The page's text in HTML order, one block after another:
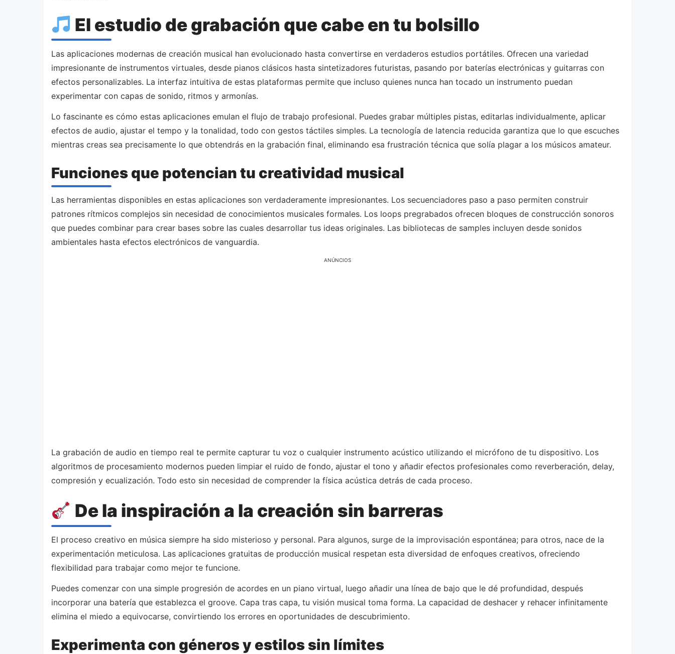
El estudio de grabación que cabe en tu bolsillo
Las aplicaciones modernas de creación musical han evolucionado hasta convertirse en verdaderos estudios portátiles. Ofrecen una variedad
impresionante de instrumentos virtuales, desde pianos clásicos hasta sintetizadores futuristas, pasando por baterías electrónicas y guitarras con
efectos personalizables. La interfaz intuitiva de estas plataformas permite que incluso quienes nunca han tocado un instrumento puedan
experimentar con capas de sonido, ritmos y armonías.
Lo fascinante es cómo estas aplicaciones emulan el flujo de trabajo profesional. Puedes grabar múltiples pistas, editarlas individualmente, aplicar
efectos de audio, ajustar el tempo y la tonalidad, todo con gestos táctiles simples. La tecnología de latencia reducida garantiza que lo que escuches
mientras creas sea precisamente lo que obtendrás en la grabación final, eliminando esa frustración técnica que solía plagar a los músicos amateur.
Funciones que potencian tu creatividad musical
Las herramientas disponibles en estas aplicaciones son verdaderamente impresionantes. Los secuenciadores paso a paso permiten construir
patrones rítmicos complejos sin necesidad de conocimientos musicales formales. Los loops pregrabados ofrecen bloques de construcción sonoros
que puedes combinar para crear bases sobre las cuales desarrollar tus ideas originales. Las bibliotecas de samples incluyen desde sonidos
ambientales hasta efectos electrónicos de vanguardia.
ANÚNCIOS
La grabación de audio en tiempo real te permite capturar tu voz o cualquier instrumento acústico utilizando el micrófono de tu dispositivo. Los
algoritmos de procesamiento modernos pueden limpiar el ruido de fondo, ajustar el tono y añadir efectos profesionales como reverberación, delay,
compresión y ecualización. Todo esto sin necesidad de comprender la física acústica detrás de cada proceso.
De la inspiración a la creación sin barreras
El proceso creativo en música siempre ha sido misterioso y personal. Para algunos, surge de la improvisación espontánea; para otros, nace de la
experimentación meticulosa. Las aplicaciones gratuitas de producción musical respetan esta diversidad de enfoques creativos, ofreciendo
flexibilidad para trabajar como mejor te funcione.
Puedes comenzar con una simple progresión de acordes en un piano virtual, luego añadir una línea de bajo que le dé profundidad, después
incorporar una batería que establezca el groove. Capa tras capa, tu visión musical toma forma. La capacidad de deshacer y rehacer infinitamente
elimina el miedo a equivocarse, convirtiendo los errores en oportunidades de descubrimiento.
Experimenta con géneros y estilos sin límites